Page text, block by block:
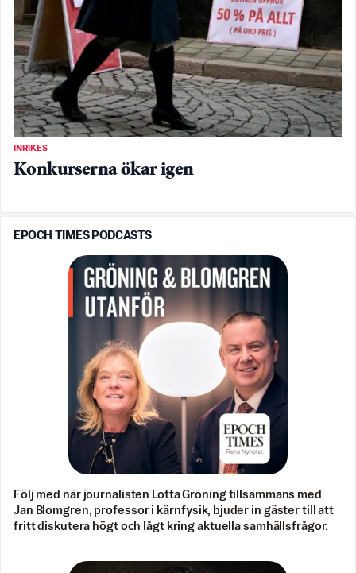
INRIKES
Konkurserna ökar igen
EPOCH TIMES PODCASTS
Följ med när journalisten Lotta Gröning tillsammans med
Jan Blomgren, professor i kärnfysik, bjuder in gäster till att
fritt diskutera högt och lågt kring aktuella samhällsfrågor.